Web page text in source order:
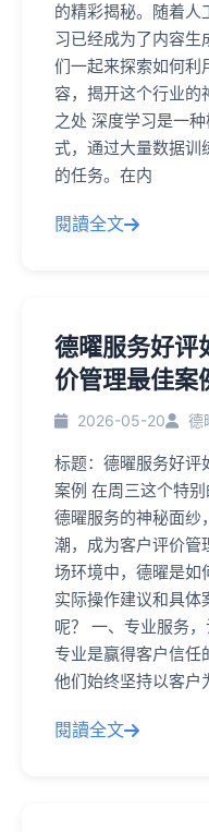
的精彩揭秘。随着人
习已经成为了内容生
们一起来探索如何利
容，揭开这个行业
之处 深度学习是一
式，通过大量数据训
的任务。在内
閱讀全文
德曜服务好评
价管理最佳案
2026-05-20 德
标题：德曜服务好评
案例 在周三这个特
德曜服务的神秘面纱
潮，成为客户评价管
场环境中，德曜是如
实际操作建议和具体
呢？ 一、专业服务，
专业是赢得客户信任
他们始终坚持以客户
閱讀全文